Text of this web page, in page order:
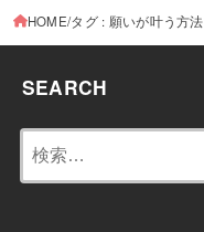
HOME タグ : 願いが叶う方法
SEARCH